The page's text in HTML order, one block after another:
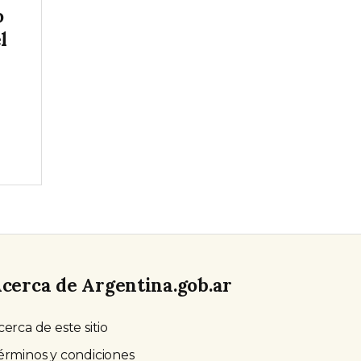
de Argentina.gob.ar
de este sitio
y condiciones